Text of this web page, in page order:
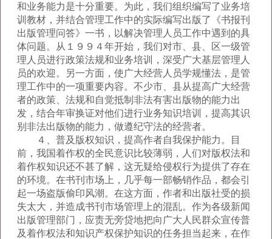
和业务能力是十分重要。为此，我们组织编写了业务培
训教材，并结合管理工作中的实际编写出版了《书报刊
出版管理问答》一书，以解决管理人员工作中遇到的具
体问题。从１９９４年开始，我们对市、县、区一级管
理人员进行政策法规和业务培训，深受广大基层管理人
员的欢迎。另一方面，使广大经营人员学规懂法，是管
理工作中的一项重要内容。不少市、县从提高广大经营
者的政策、法规和自觉抵制非法有害出版物的能力出
发，结合年审换证对他们进行业务知识培训，提高其识
别非法出版物的能力，做遵纪守法的经营者。
４、普及版权知识，提高作者自我保护能力。目
前，我国着作权的全民意识比较薄弱，人们对版权法和
着作权知识还不甚了解，这无疑给侵权行为提供了存在
的环境。在书刊市场上，几乎每一部畅销作品，都会引
起一场盗版偷印风潮。在这方面，作者和出版社受的损
失太大，并造成书刊市场管理上的混乱。作为各级新闻
出版管理部门，应责无旁贷地把向广大人民群众宣传普
及着作权法和知识产权保护知识的任务担当起来，在作